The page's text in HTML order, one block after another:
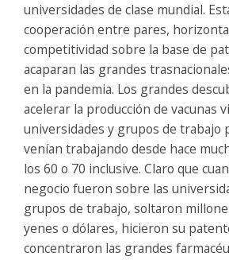
universidades de clase mundial.
cooperación entre pares,
competitividad sobre la base de
acaparan las grandes
en la pandemia. Los grandes
acelerar la producción de vacunas
universidades y grupos de trabajo
venían trabajando desde hace
los 60 o 70 inclusive. Claro que
negocio fueron sobre las
grupos de trabajo, soltaron
yenes o dólares, hicieron su
concentraron las grandes